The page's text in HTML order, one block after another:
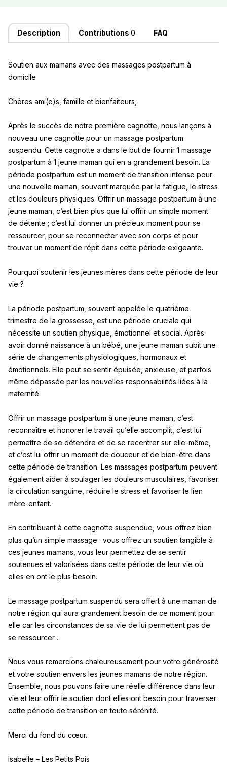
Description Contributions 0 FAQ
Soutien aux mamans avec des massages postpartum à
domicile
Chères ami(e)s, famille et bienfaiteurs,
Après le succès de notre première cagnotte, nous lançons à
nouveau une cagnotte pour un massage postpartum
suspendu. Cette cagnotte a dans le but de fournir 1 massage
postpartum à 1 jeune maman qui en a grandement besoin. La
période postpartum est un moment de transition intense pour
une nouvelle maman, souvent marquée par la fatigue, le stress
et les douleurs physiques. Offrir un massage postpartum à une
jeune maman, c’est bien plus que lui offrir un simple moment
de détente ; c’est lui donner un précieux moment pour se
ressourcer, pour se reconnecter avec son corps et pour
trouver un moment de répit dans cette période exigeante.
Pourquoi soutenir les jeunes mères dans cette période de leur
vie ?
La période postpartum, souvent appelée le quatrième
trimestre de la grossesse, est une période cruciale qui
nécessite un soutien physique, émotionnel et social. Après
avoir donné naissance à un bébé, une jeune maman subit une
série de changements physiologiques, hormonaux et
émotionnels. Elle peut se sentir épuisée, anxieuse, et parfois
même dépassée par les nouvelles responsabilités liées à la
maternité.
Offrir un massage postpartum à une jeune maman, c’est
reconnaître et honorer le travail qu’elle accomplit, c’est lui
permettre de se détendre et de se recentrer sur elle-même,
et c’est lui offrir un moment de douceur et de bien-être dans
cette période de transition. Les massages postpartum peuvent
également aider à soulager les douleurs musculaires, favoriser
la circulation sanguine, réduire le stress et favoriser le lien
mère-enfant.
En contribuant à cette cagnotte suspendue, vous offrez bien
plus qu’un simple massage : vous offrez un soutien tangible à
ces jeunes mamans, vous leur permettez de se sentir
soutenues et valorisées dans cette période de leur vie où
elles en ont le plus besoin.
Le massage postpartum suspendu sera offert à une maman de
notre région qui aura grandement besoin de ce moment pour
elle car les circonstances de sa vie de lui permettent pas de
se ressourcer .
Nous vous remercions chaleureusement pour votre générosité
et votre soutien envers les jeunes mamans de notre région.
Ensemble, nous pouvons faire une réelle différence dans leur
vie et leur offrir le soutien dont elles ont besoin pour traverser
cette période de transition en toute sérénité.
Merci du fond du cœur.
Isabelle – Les Petits Pois